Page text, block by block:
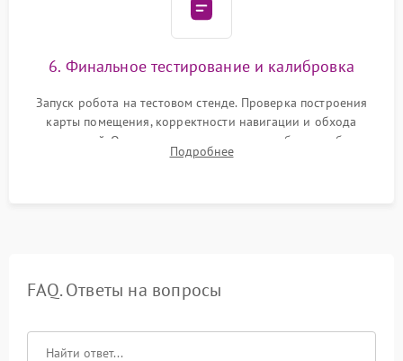
6. Финальное тестирование и калибровка
Запуск робота на тестовом стенде. Проверка построения
карты помещения, корректности навигации и обхода
препятствий. Оценка силы всасывания и работы турбины.
Тестирование автоматического возврата на док-станцию и
Подробнее
FAQ. Ответы на вопросы